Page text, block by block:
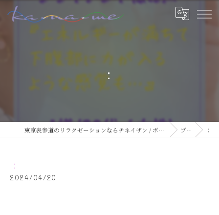
：
東京表参道のリラクゼーションならチネイザン / ボディ & マインドケアサロン ka-na-me ブログ ：
：
2024/04/20